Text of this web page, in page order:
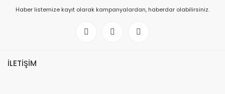
Haber listemize kayıt olarak kampanyalardan, haberdar olabilirsiniz.
İLETİŞİM